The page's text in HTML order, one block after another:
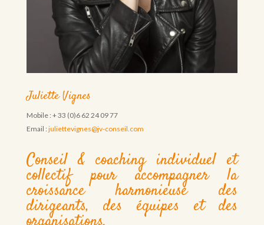
Juliette Vignes
Mobile : + 33 (0)6 62 24 09 77
Email : juliettevignes@jv-conseil.com
Conseil & coaching individuel et
collectif pour accompagner la
croissance harmonieuse des
dirigeants, des équipes et des